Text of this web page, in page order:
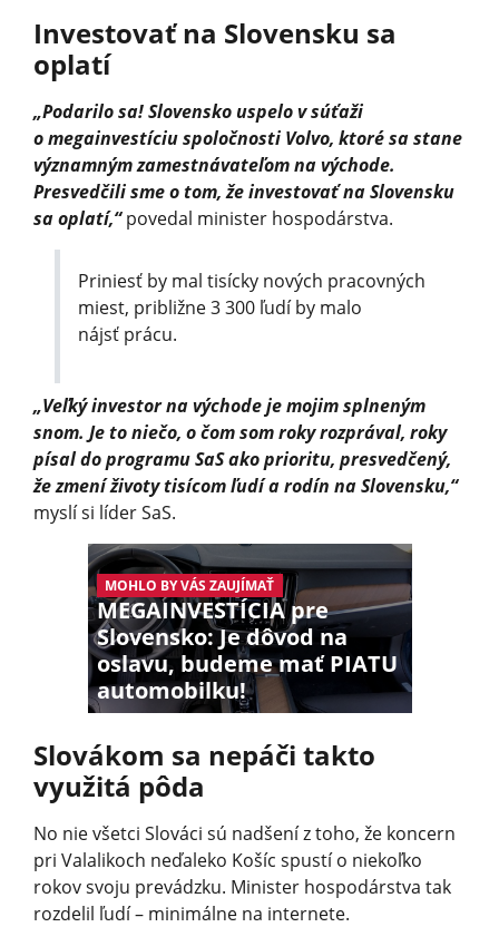
Investovať na Slovensku sa
oplatí
„Podarilo sa! Slovensko uspelo v súťaži
o megainvestíciu spoločnosti Volvo, ktoré sa stane
významným zamestnávateľom na východe.
Presvedčili sme o tom, že investovať na Slovensku
sa oplatí,“povedal minister hospodárstva.
Priniesť by mal tisícky nových pracovných
miest, približne 3 300 ľudí by malo
nájsť prácu.
„Veľký investor na východe je mojim splneným
snom. Je to niečo, o čom som roky rozprával, roky
písal do programu SaS ako prioritu, presvedčený,
že zmení životy tisícom ľudí a rodín na Slovensku,“
myslí si líder SaS.
MOHLO BY VÁS ZAUJÍMAŤ
MEGAINVESTÍCIA pre
Slovensko: Je dôvod na
oslavu, budeme mať PIATU
automobilku!
Slovákom sa nepáči takto
využitá pôda
No nie všetci Slováci sú nadšení z toho, že koncern
pri Valalikoch neďaleko Košíc spustí o niekoľko
rokov svoju prevádzku. Minister hospodárstva tak
rozdelil ľudí – minimálne na internete.